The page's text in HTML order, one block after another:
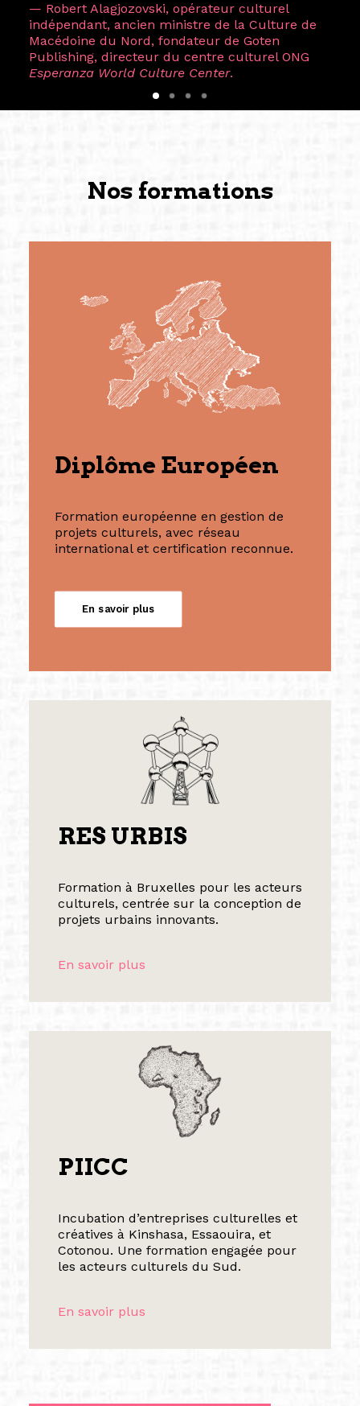
— Robert Alagjozovski, opérateur culturel
indépendant, ancien ministre de la Culture de
Macédoine du Nord, fondateur de Goten
Publishing, directeur du centre culturel ONG
Esperanza World Culture Center.
Nos formations
Diplôme Européen
Formation européenne en gestion de
projets culturels, avec réseau
international et certification reconnue.
En savoir plus
RES URBIS
Formation à Bruxelles pour les acteurs
culturels, centrée sur la conception de
projets urbains innovants.
En savoir plus
PIICC
Incubation d’entreprises culturelles et
créatives à Kinshasa, Essaouira, et
Cotonou. Une formation engagée pour
les acteurs culturels du Sud.
En savoir plus